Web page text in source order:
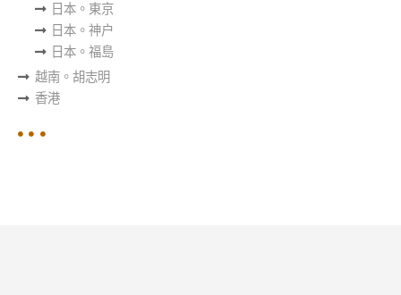
日本。東京
日本。神户
日本。福島
越南。胡志明
香港